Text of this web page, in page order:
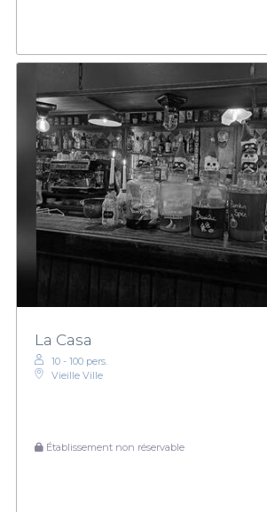
La Casa
10 - 100 pers.
Vieille Ville
Établissement non réservable